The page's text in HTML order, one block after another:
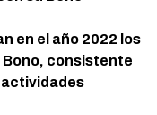
en el año 2022 los
consistente
actividades